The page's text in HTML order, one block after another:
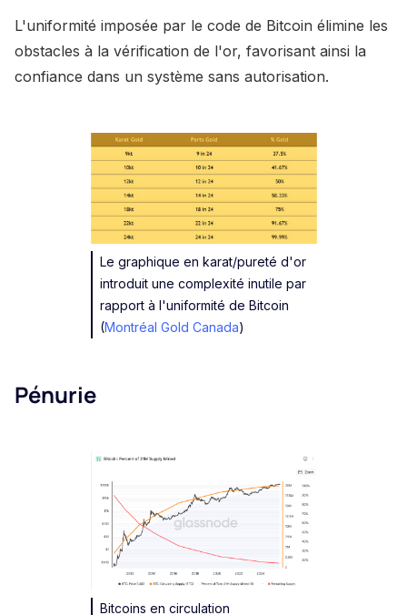
L'uniformité imposée par le code de Bitcoin élimine les
obstacles à la vérification de l'or, favorisant ainsi la
confiance dans un système sans autorisation.
Le graphique en karat/pureté d'or
introduit une complexité inutile par
rapport à l'uniformité de Bitcoin
(Montréal Gold Canada)
Pénurie
Bitcoins en circulation